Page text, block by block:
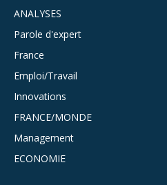
ANALYSES
Parole d'expert
France
Emploi/Travail
Innovations
FRANCE/MONDE
Management
ECONOMIE